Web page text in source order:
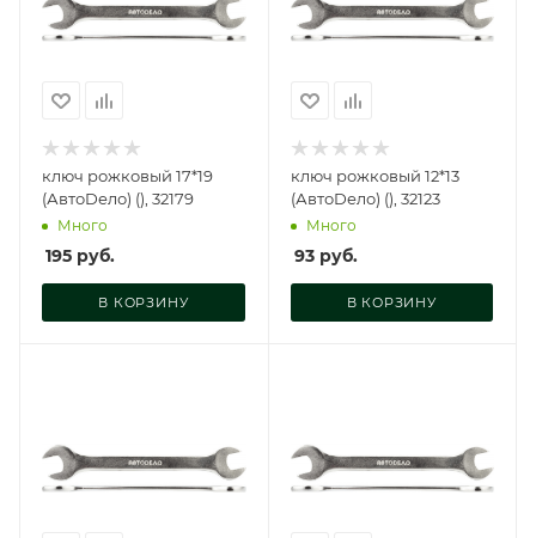
ключ рожковый 17*19
(АвтоDело) (), 32179
Много
195 руб.
В КОРЗИНУ
ключ рожковый 12*13
(АвтоDело) (), 32123
Много
93руб.
В КОРЗИНУ